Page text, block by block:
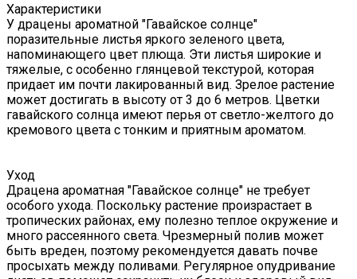
Характеристики
У драцены ароматной "Гавайское солнце"
поразительные листья яркого зеленого цвета,
напоминающего цвет плюща. Эти листья широкие и
тяжелые, с особенно глянцевой текстурой, которая
придает им почти лакированный вид. Зрелое растение
может достигать в высоту от 3 до 6 метров. Цветки
гавайского солнца имеют перья от светло-желтого до
кремового цвета с тонким и приятным ароматом.
Уход
Драцена ароматная "Гавайское солнце" не требует
особого ухода. Поскольку растение произрастает в
тропических районах, ему полезно теплое окружение и
много рассеянного света. Чрезмерный полив может
быть вреден, поэтому рекомендуется давать почве
просыхать между поливами. Регулярное опудривание